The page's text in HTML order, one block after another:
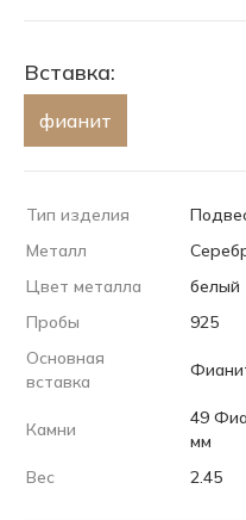
Вставка:
фианит
Тип изделия
Металл
Цвет металла
белый
Пробы
925
Основная
вставка
Камни
49
мм
Вес
2.45